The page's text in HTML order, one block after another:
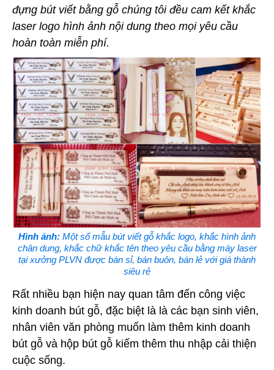
đựng bút viết bằng gỗ chúng tôi đều cam kết khắc
laser logo hình ảnh nội dung theo mọi yêu cầu
hoàn toàn miễn phí.
Hình ảnh: Một số mẫu bút viết gỗ khắc logo, khắc hình ảnh
chân dung, khắc chữ khắc tên theo yêu cầu bằng máy laser
tại xưởng PLVN được bán sỉ, bán buôn, bán lẻ với giá thành
siêu rẻ
Rất nhiều bạn hiện nay quan tâm đến công việc
kinh doanh bút gỗ, đặc biệt là là các bạn sinh viên,
nhân viên văn phòng muốn làm thêm kinh doanh
bút gỗ và hộp bút gỗ kiếm thêm thu nhập cải thiện
cuộc sống.